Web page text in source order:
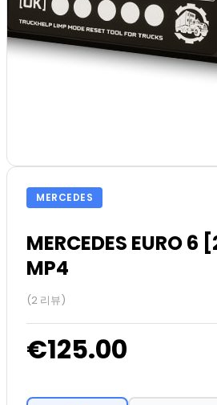
MERCEDES
MERCEDES EURO 6
MP4
(2 리뷰)
€125.00